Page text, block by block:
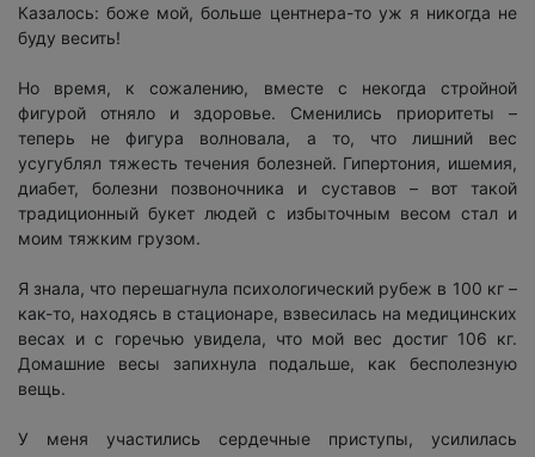
Казалось: боже мой, больше центнера-то уж я никогда не
буду весить!
Но время, к сожалению, вместе с некогда стройной
фигурой отняло и здоровье. Сменились приоритеты –
теперь не фигура волновала, а то, что лишний вес
усугублял тяжесть течения болезней. Гипертония, ишемия,
диабет, болезни позвоночника и суставов – вот такой
традиционный букет людей с избыточным весом стал и
моим тяжким грузом.
Я знала, что перешагнула психологический рубеж в 100 кг –
как-то, находясь в стационаре, взвесилась на медицинских
весах и с горечью увидела, что мой вес достиг 106 кг.
Домашние весы запихнула подальше, как бесполезную
вещь.
У меня участились сердечные приступы, усилилась